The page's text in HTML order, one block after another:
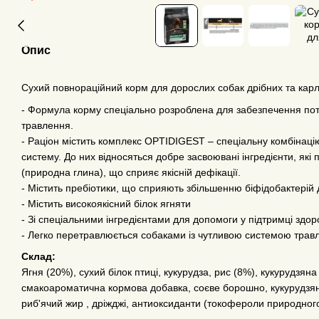
Опис
Сухий повнораційний корм для дорослих собак дрібних та
- Формула корму спеціально розроблена для забезпечення
травлення.
- Раціон містить комплекс OPTIDIGEST – спеціальну
систему. До них відносяться добре засвоювані інгредієнти,
(природна глина), що сприяє якісній дефікації.
- Містить пребіотики, що сприяють збільшенню
- Містить високоякісний білок ягняти
- Зі спеціальними інгредієнтами для допомоги у підтримці
- Легко перетравлюється собаками із чутливою системою
Склад:
Ягня (20%), сухий білок птиці, кукурудза, рис (8%),
смакоароматична кормова добавка, соєве борошно,
риб'ячий жир , дріжджі, антиоксиданти (токофероли